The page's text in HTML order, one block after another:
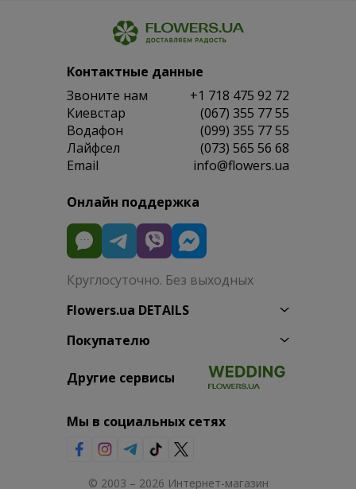
Контактные данные
Звоните нам
+1 718 475 92 72
Киевстар
(067) 355 77 55
Водафон
(099) 355 77 55
Лайфсел
(073) 565 56 68
Email
info@flowers.ua
Онлайн поддержка
Круглосуточно. Без выходных
Flowers.ua DETAILS
Покупателю
Другие сервисы
Мы в социальных сетях
© 2003 – 2026 Интернет-магазин